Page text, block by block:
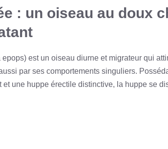
: un oiseau au doux
est un oiseau diurne et migrateur qui
par ses comportements singuliers.
et une huppe érectile distinctive, la huppe se